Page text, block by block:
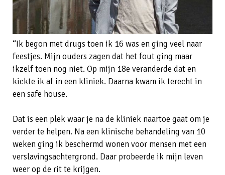
“Ik begon met drugs toen ik 16 was en ging veel naar
feestjes. Mijn ouders zagen dat het fout ging maar
ikzelf toen nog niet. Op mijn 18e veranderde dat en
kickte ik af in een kliniek. Daarna kwam ik terecht in
een safe house.
Dat is een plek waar je na de kliniek naartoe gaat om je
verder te helpen. Na een klinische behandeling van 10
weken ging ik beschermd wonen voor mensen met een
verslavingsachtergrond. Daar probeerde ik mijn leven
weer op de rit te krijgen.